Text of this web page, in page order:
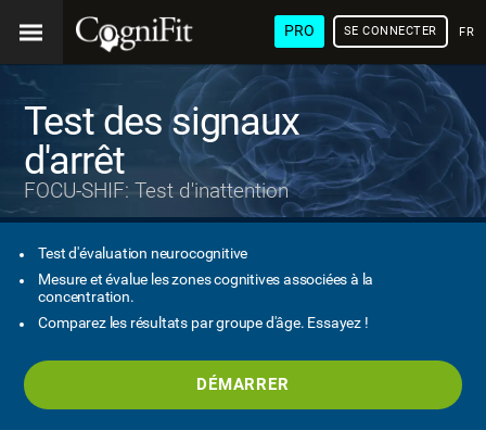
PRO SE CONNECTER
Test des signaux
d'arrêt
FOCU-SHIF: Test d'inattention
Test d'évaluation neurocognitive
Mesure et évalue les zones cognitives associées à la
concentration.
Comparez les résultats par groupe d'âge. Essayez !
DÉMARRER